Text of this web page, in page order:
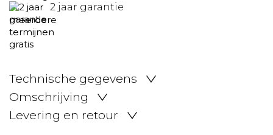
2 jaar garantie
Technische gegevens
Omschrijving
Levering en retour